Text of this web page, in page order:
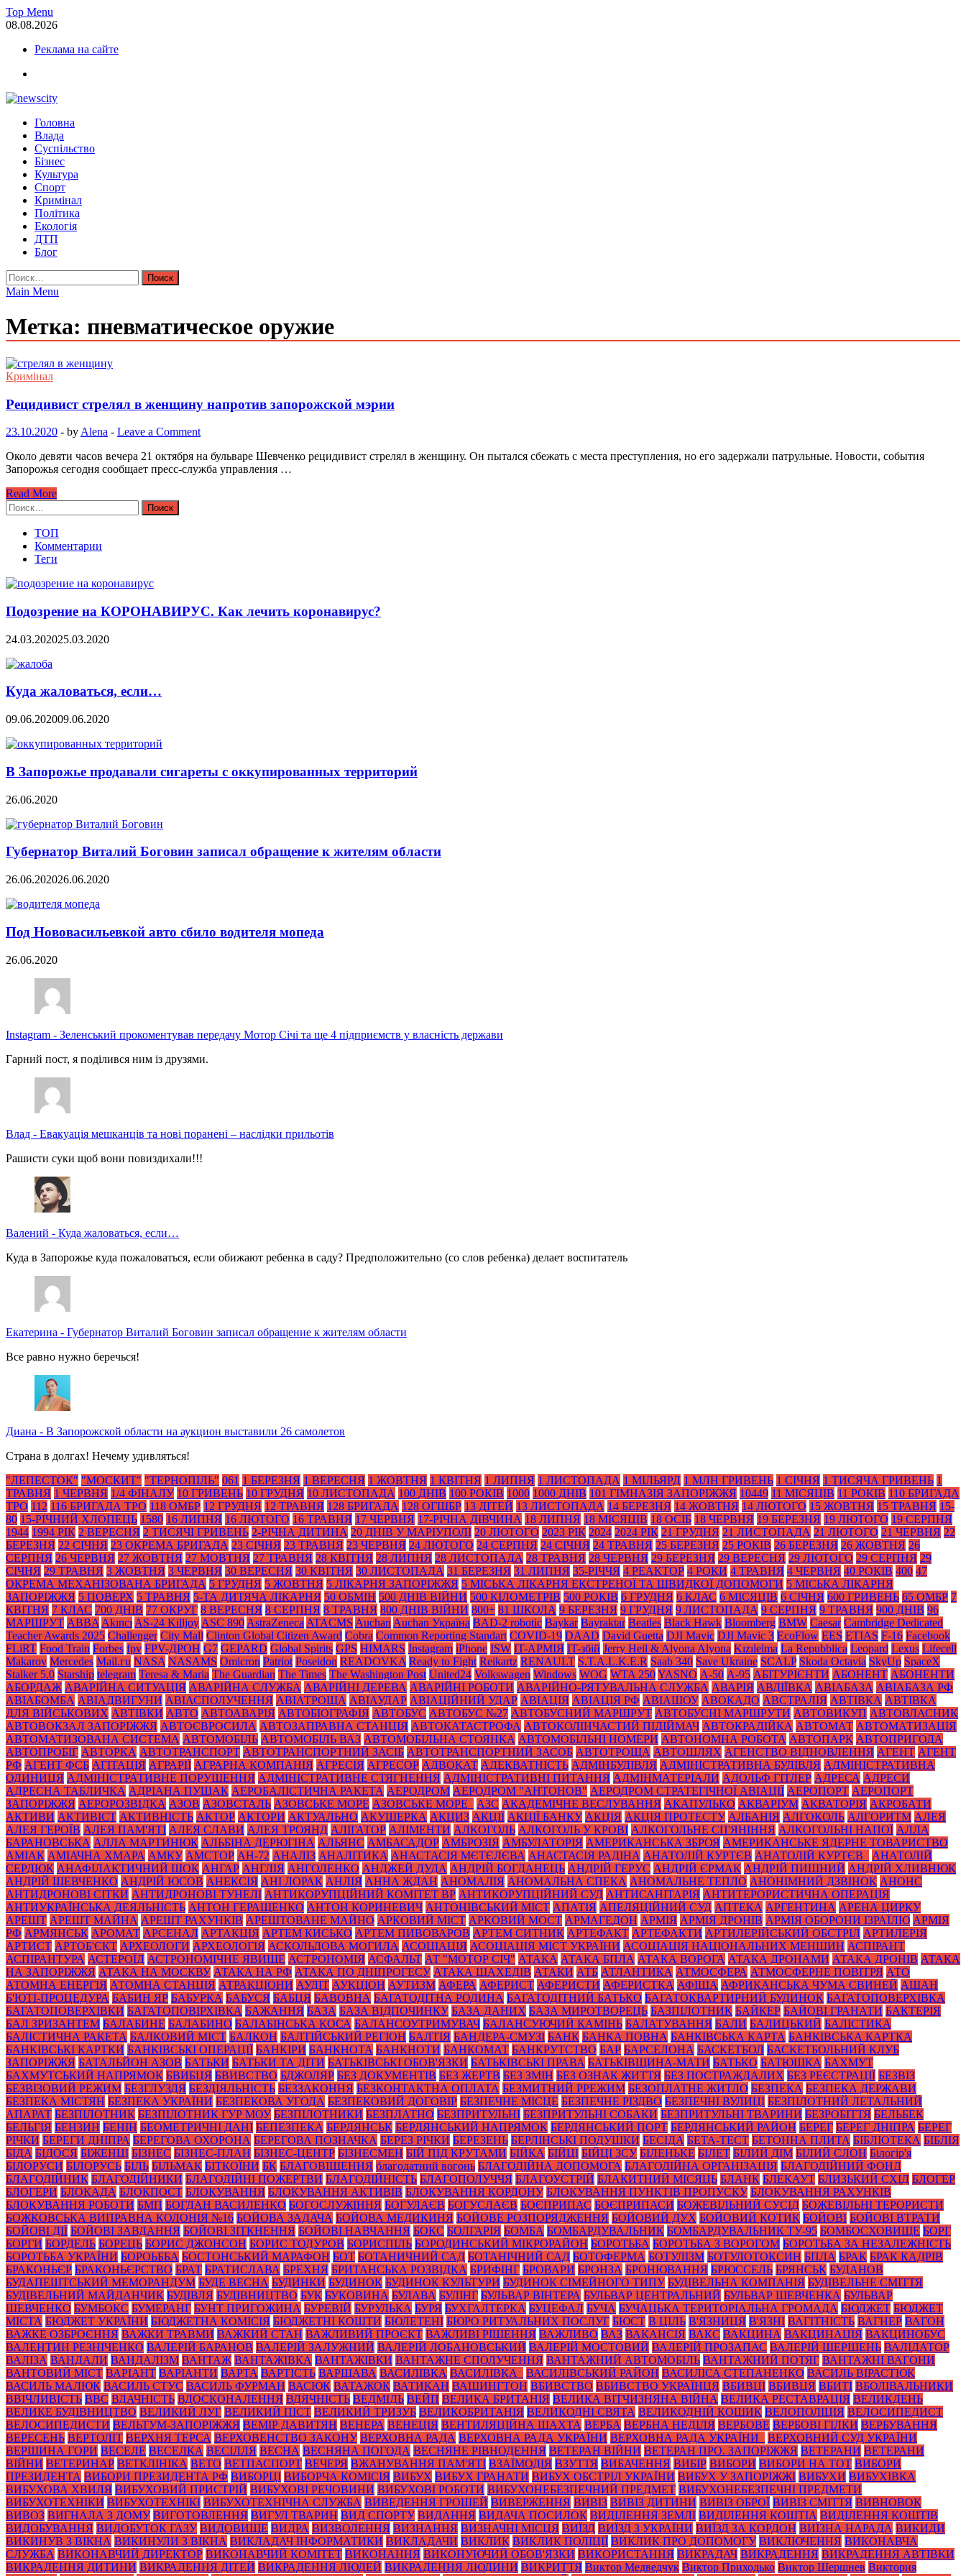
Skip
to
Top Menu
08.08.2026
Реклама на сайте
NewsCity — свежие новости Запорожья сегодня
Новости Запорожья и Запорожской области сегодня. События Запорожья, коррупция, политика, дтп, новости спорта
Головна
Влада
Суспільство
Бізнес
Культура
Спорт
Кримінал
Політика
Екологія
ДТП
Блог
Найти:
Main Menu
Метка: пневматическое оружие
Кримінал
Рецидивист стрелял в женщину напротив запорожской мэрии
23.10.2020 - by Alena - Leave a Comment
Около девяти часов вечера 21 октября на бульваре Шевченко рецидивист стрелял в женщину. Он пытался сбежать с места преступления, но его задержали патрульные. Новости, события
Запорожья сегодня сообщает пресс-служба управления …
Read More
Найти:
ТОП
Комментарии
Теги
Подозрение на КОРОНАВИРУС. Как лечить коронавирус?
24.03.202025.03.2020
Куда жаловаться, если…
09.06.202009.06.2020
В Запорожье продавали сигареты с оккупированных территорий
26.06.2020
Губернатор Виталий Боговин записал обращение к жителям области
26.06.202026.06.2020
Под Нововасильевкой авто сбило водителя мопеда
26.06.2020
Instagram - Зеленський прокоментував передачу Мотор Січі та ще 4 підприємств у власність держави
Гарний пост, я поділився ним із друзями.
Влад - Евакуація мешканців та нові поранені – наслідки прильотів
Рашисти суки щоб вони повиздихали!!!
Валений - Куда жаловаться, если…
Куда в Запорожье куда пожаловаться, если обижают ребенка в саду? Предположительно (со слов ребенка) делает воспитатель
Екатерина - Губернатор Виталий Боговин записал обращение к жителям области
Все равно нужно беречься!
Диана - В Запорожской области на аукцион выставили 26 самолетов
Страна в долгах! Нечему удивляться!
"ЛЕПЕСТОК" "МОСКИТ" "ТЕРНОПІЛЬ" 061 1 БЕРЕЗНЯ 1 ВЕРЕСНЯ 1 ЖОВТНЯ 1 КВІТНЯ 1 ЛИПНЯ 1 ЛИСТОПАДА 1 МІЛЬЯРД 1 МЛН ГРИВЕНЬ 1 СІЧНЯ 1 ТИСЯЧА ГРИВЕНЬ 1
ТРАВНЯ 1 ЧЕРВНЯ 1/4 ФІНАЛУ 10 ГРИВЕНЬ 10 ГРУДНЯ 10 ЛИСТОПАДА 100 ДНІВ 100 РОКІВ 1000 1000 ДНІВ 101 ГІМНАЗІЯ ЗАПОРІЖЖЯ 10449 11 МІСЯЦІВ 11 РОКІВ 110 БРИГАДА
ТРО 112 116 БРИГАДА ТРО 118 ОМБР 12 ГРУДНЯ 12 ТРАВНЯ 128 БРИГАДА 128 ОГШБР 13 ДІТЕЙ 13 ЛИСТОПАДА 14 БЕРЕЗНЯ 14 ЖОВТНЯ 14 ЛЮТОГО 15 ЖОВТНЯ 15 ТРАВНЯ 15-
80 15-РІЧНИЙ ХЛОПЕЦЬ 1580 16 ЛИПНЯ 16 ЛЮТОГО 16 ТРАВНЯ 17 ЧЕРВНЯ 17-РІЧНА ДІВЧИНА 18 ЛИПНЯ 18 МІСЯЦІВ 18 ОСІБ 18 ЧЕРВНЯ 19 БЕРЕЗНЯ 19 ЛЮТОГО 19 СЕРПНЯ
1944 1994 РІК 2 ВЕРЕСНЯ 2 ТИСЯЧІ ГРИВЕНЬ 2-РІЧНА ДИТИНА 20 ДНІВ У МАРІУПОЛІ 20 ЛЮТОГО 2023 РІК 2024 2024 РІК 21 ГРУДНЯ 21 ЛИСТОПАДА 21 ЛЮТОГО 21 ЧЕРВНЯ 22
БЕРЕЗНЯ 22 СІЧНЯ 23 ОКРЕМА БРИГАДА 23 СІЧНЯ 23 ТРАВНЯ 23 ЧЕРВНЯ 24 ЛЮТОГО 24 СЕРПНЯ 24 СІЧНЯ 24 ТРАВНЯ 25 БЕРЕЗНЯ 25 РОКІВ 26 БЕРЕЗНЯ 26 ЖОВТНЯ 26
СЕРПНЯ 26 ЧЕРВНЯ 27 ЖОВТНЯ 27 МОВТНЯ 27 ТРАВНЯ 28 КВІТНЯ 28 ЛИПНЯ 28 ЛИСТОПАДА 28 ТРАВНЯ 28 ЧЕРВНЯ 29 БЕРЕЗНЯ 29 ВЕРЕСНЯ 29 ЛЮТОГО 29 СЕРПНЯ 29
СІЧНЯ 29 ТРАВНЯ 3 ЖОВТНЯ 3 ЧЕРВНЯ 30 ВЕРЕСНЯ 30 КВІТНЯ 30 ЛИСТОПАДА 31 БЕРЕЗНЯ 31 ЛИПНЯ 35-РІЧЧЯ 4 РЕАКТОР 4 РОКИ 4 ТРАВНЯ 4 ЧЕРВНЯ 40 РОКІВ 400 47
ОКРЕМА МЕХАНІЗОВАНА БРИГАДА 5 ГРУДНЯ 5 ЖОВТНЯ 5 ЛІКАРНЯ ЗАПОРІЖЖЯ 5 МІСЬКА ЛІКАРНЯ ЕКСТРЕНОЇ ТА ШВИДКОЇ ДОПОМОГИ 5 МІСЬКА ЛІКАРНЯ
ЗАПОРІЖЖЯ 5 ПОВЕРХ 5 ТРАВНЯ 5-ТА ДИТЯЧА ЛІКАРНЯ 50 ОБМІН 500 ДНІВ ВІЙНИ 500 КІЛОМЕТРІВ 500 РОКІВ 6 ГРУДНЯ 6 КЛАС 6 МІСЯЦІВ 6 СІЧНЯ 600 ГРИВЕНЬ 65 ОМБР 7
КВІТНЯ 7 КЛАС 700 ДНІВ 77 ОКРУГ 8 ВЕРЕСНЯ 8 СЕРПНЯ 8 ТРАВНЯ 800 ДНІВ ВІЙНИ 800+ 81 ШКОЛА 9 БЕРЕЗНЯ 9 ГРУДНЯ 9 ЛИСТОПАДА 9 СЕРПНЯ 9 ТРАВНЯ 900 ДНІВ 96
МАРШРУТ ABBA Akıncı AS-24 Killjoy ASC 890 AstraZeneca ATACMS Auchan Auchan Україна BAD-2 robotic Baykar Bayraktar Beatles Black Нawk Bloomberg BMW Caesar Cambridge Dedicated
Teacher Awards 2025 Challenger City Mall Clinton Global Citizen Award Cobra Common Reporting Standart COVID-19 DAAD David Guetta DJI Mavic DJI Mavic 3 EcoFlow EES ETIAS F-16 Facebook
FLiRT Food Train Forbes fpv FPV-ДРОН G7 GEPARD Global Spirits GPS HIMARS Instagram iPhone ISW IT-АРМІЯ IT-збій Jerry Heil & Alyona Alyona Kızılelma La Repubblica Leopard Lexus Lifecell
Makarov Mercedes Mаil.гu NASA NASAMS Omicron Patriot Poseidon READOVKA Ready to Fight Reikartz RENAULT S.T.A.L.K.E.R Saab 340 Save Ukraine SCALP Skoda Octavia SkyUp SpaceX
Stalker 5.0 Starship telegram Teresa & Maria The Guardian The Times The Washington Post United24 Volkswagen Windows WOG WTA 250YASNO А-50 А-95 АБІТУРІЄНТИ АБОНЕНТ АБОНЕНТИ
АБОРДАЖ АВАРІЙНА СИТУАЦІЯ АВАРІЙНА СЛУЖБА АВАРІЙНІ ДЕРЕВА АВАРІЙНІ РОБОТИ АВАРІЙНО-РЯТУВАЛЬНА СЛУЖБА АВАРІЯ АВДІЇВКА АВІАБАЗА АВІАБАЗА РФ
АВІАБОМБА АВІАДВИГУНИ АВІАСПОЛУЧЕННЯ АВІАТРОЩА АВІАУДАР АВІАЦІЙНИЙ УДАР АВІАЦІЯ АВІАЦІЯ РФ АВІАШОУ АВОКАДО АВСТРАЛІЯ АВТІВКА АВТІВКА
ДЛЯ ВІЙСЬКОВИХ АВТІВКИ АВТО АВТОАВАРІЯ АВТОБІОГРАФІЯ АВТОБУС АВТОБУС №27 АВТОБУСНИЙ МАРШРУТ АВТОБУСНІ МАРШРУТИ АВТОВИКУП АВТОВЛАСНИК
АВТОВОКЗАЛ ЗАПОРІЖЖЯ АВТОЄВРОСИЛА АВТОЗАПРАВНА СТАНЦІЯ АВТОКАТАСТРОФА АВТОКОЛІНЧАСТИЙ ПІДІЙМАЧ АВТОКРАДІЙКА АВТОМАТ АВТОМАТИЗАЦІЯ
АВТОМАТИЗОВАНА СИСТЕМА АВТОМОБІЛЬ АВТОМОБІЛЬ ВАЗ АВТОМОБІЛЬНА СТОЯНКА АВТОМОБІЛЬНІ НОМЕРИ АВТОНОМНА РОБОТА АВТОПАРК АВТОПРИГОДА
АВТОПРОБІГ АВТОРКА АВТОТРАНСПОРТ АВТОТРАНСПОРТНИЙ ЗАСІБ АВТОТРАНСПОРТНИЙ ЗАСОБ АВТОТРОЩА АВТОШЛЯХ АГЕНСТВО ВІДНОВЛЕННЯ АГЕНТ АГЕНТ
РФ АГЕНТ ФСБ АГІТАЦІЯ АГРАРІЇ АГРАРНА КОМПАНІЯ АГРЕСІЯ АГРЕСОР АДВОКАТ АДЕКВАТНІСТЬ АДМІНБУДІВЛЯ АДМІНІСТРАТИВНА БУДІВЛЯ АДМІНІСТРАТИВНА
ОДИНИЦЯ АДМІНІСТРАТИВНЕ ПОРУШЕННЯ АДМІНІСТРАТИВНЕ СТЯГНЕННЯ АДМІНІСТРАТИВНІ ПИТАННЯ АДМІНМАТЕРІАЛИ АДОЛЬФ ГІТЛЕР АДРЕСА АДРЕСИ
АДРЕСНА ТАБЛИЧКА АДРІАНА ПУЩАК АЕРОБАЛІСТИЧНА РАКЕТА АЕРОДРОМ АЕРОДРОМ "АНТОНОВ" АЕРОДРОМ СТРАТЕГІЧНОЇ АВІАЦІЇ АЕРОПОРТ АЕРОПОРТ
ЗАПОРІЖЖЯ АЕРОРОЗВІДКА АЗОВ АЗОВСТАЛЬ АЗОВСЬКЕ МОРЕ АЗОВСЬКЕ МОРЕ_ АЗС АКАДЕМІЧНЕ ВЕСЛУВАННЯ АКАПУЛЬКО АКВАРІУМ АКВАТОРІЯ АКРОБАТИ
АКТИВИ АКТИВІСТ АКТИВНІСТЬ АКТОР АКТОРИ АКТУАЛЬНО АКУШЕРКА АКЦИЗ АКЦІЇ АКЦІЇ БАНКУ АКЦІЯ АКЦІЯ ПРОТЕСТУ АЛБАНІЯ АЛГОКОЛЬ АЛГОРИТМ АЛЕЯ
АЛЕЯ ГЕРОЇВ АЛЕЯ ПАМ'ЯТІ АЛЕЯ СЛАВИ АЛЕЯ ТРОЯНД АЛІГАТОР АЛІМЕНТИ АЛКОГОЛЬ АЛКОГОЛЬ У КРОВІ АЛКОГОЛЬНЕ СП'ЯНІННЯ АЛКОГОЛЬНІ НАПОЇ АЛЛА
БАРАНОВСЬКА АЛЛА МАРТИНЮК АЛЬБІНА ДЕРЮГІНА АЛЬЯНС АМБАСАДОР АМБРОЗІЯ АМБУЛАТОРІЯ АМЕРИКАНСЬКА ЗБРОЯ АМЕРИКАНСЬКЕ ЯДЕРНЕ ТОВАРИСТВО
АМІАК АМІАЧНА ХМАРА АМКУ АМСТОР АН-72 АНАЛІЗ АНАЛІТИКА АНАСТАСІЯ МЄТЄЛЄВА АНАСТАСІЯ РАДІНА АНАТОЛІЙ КУРТЄВ АНАТОЛІЙ КУРТЄВ_
АНАТОЛІЙ
СЕРДЮК АНАФІЛАКТИЧНИЙ ШОК АНГАР АНГЛІЯ АНГОЛЕНКО АНДЖЕЙ ДУДА АНДРІЙ БОГДАНЕЦЬ АНДРІЙ ГЕРУС АНДРІЙ ЄРМАК АНДРІЙ ПИШНИЙ АНДРІЙ ХЛИВНЮК
АНДРІЙ ШЕВЧЕНКО АНДРІЙ ЮСОВ АНЕКСІЯ АНІ ЛОРАК АНЛІЯ АННА ЖДАН АНОМАЛІЯ АНОМАЛЬНА СПЕКА АНОМАЛЬНЕ ТЕПЛО АНОНІМНИЙ ДЗВІНОК АНОНС
АНТИДРОНОВІ СІТКИ АНТИДРОНОВІ ТУНЕЛІ АНТИКОРУПЦІЙНИЙ КОМІТЕТ ВР АНТИКОРУПЦІЙНИЙ СУД АНТИСАНІТАРІЯ АНТИТЕРОРИСТИЧНА ОПЕРАЦІЯ
АНТИУКРАЇНСЬКА ДЕЯЛЬНІСТЬ АНТОН ГЕРАЩЕНКО АНТОН КОРИНЕВИЧ АНТОНІВСЬКИЙ МІСТ АПАТІЯ АПЕЛЯЦІЙНИЙ СУД АПТЕКА АРГЕНТИНА АРЕНА ЦИРКУ
АРЕШТ АРЕШТ МАЙНА АРЕШТ РАХУНКІВ АРЕШТОВАНЕ МАЙНО АРКОВИЙ МІСТ АРКОВИЙ МОСТ АРМАГЕДОН АРМІЯ АРМІЯ ДРОНІВ АРМІЯ ОБОРОНИ ІЗРАЇЛЮ АРМІЯ
РФ АРМЯНСЬК АРОМАТ АРСЕНАЛ АРТАКЦІЯ АРТЕМ КИСЬКО АРТЕМ ПИВОВАРОВ АРТЕМ СИТНИК АРТЕФАКТ АРТЕФАКТИ АРТИЛЕРІЙСЬКИЙ ОБСТРІЛ АРТИЛЕРІЯ
АРТИСТ АРТОБ'ЄКТ АРХЕОЛОГИ АРХЕОЛОГІЯ АСКОЛЬДОВА МОГИЛА АСОЦІАЦІЯ АСОЦІАЦІЯ МІСТ УКРАЇНИ АСОЦІАЦІЯ НАЦІОНАЛЬНИХ МЕНШИН АСПІРАНТ
АСПІРАНТУРА АСТЕРОЇД АСТРОНОМІЧНЕ ЯВИЩЕ АСТРОНОМІЯ АСФАЛЬТ АТ "МОТОР СІЧ" АТАКА АТАКА БПЛА АТАКА ВОРОГА АТАКА ДРОНАМИ АТАКА ДРОНІВ АТАКА
НА ЗАПОРІЖЖЯ АТАКА НА МОСКВУ АТАКА НА РФ АТАКА ПО ДНІПРОГЕСУ АТАКА ШАХЕДІВ АТАКИ АТБ АТЛАНТИКА АТМОСФЕРА АТМОСФЕРНЕ ПОВІТРЯ АТО
АТОМНА ЕНЕРГІЯ АТОМНА СТАНЦІЯ АТРАКЦІОНИ АУДІТ АУКЦІОН АУТИЗМ АФЕРА АФЕРИСТ АФЕРИСТИ АФЕРИСТКА АФІША АФРИКАНСЬКА ЧУМА СВИНЕЙ АШАН
Б'ЮТІ-ПРОЦЕДУРА БАБИН ЯР БАБУРКА БАБУСЯ БАБЦЯ БАВОВНА БАГАТОДІТНА РОДИНА БАГАТОДІТНИЙ БАТЬКО БАГАТОКВАРТИРНИЙ БУДИНОК БАГАТОПОВЕРХІВКА
БАГАТОПОВЕРХІВКИ БАГАТОПОВІРХІВКА БАЖАННЯ БАЗА БАЗА ВІДПОЧИНКУ БАЗА ДАНИХ БАЗА МИРОТВОРЕЦЬ БАЗПІЛОТНИК БАЙКЕР БАЙОВІ ГРАНАТИ БАКТЕРІЯ
БАЛ ЗРИЗАНТЕМ БАЛАБИНЕ БАЛАБИНО БАЛАБІНСЬКА КОСА БАЛАНСОУТРИМУВАЧ БАЛАНСУЮЧИЙ КАМІНЬ БАЛАТУВАННЯ БАЛИ БАЛИЦЬКИЙ БАЛІСТИКА
БАЛІСТИЧНА РАКЕТА БАЛКОВИЙ МІСТ БАЛКОН БАЛТІЙСЬКИЙ РЕГІОН БАЛТІЯ БАНДЕРА-СМУЗІ БАНК БАНКА ПОВНА БАНКІВСЬКА КАРТА БАНКІВСЬКА КАРТКА
БАНКІВСЬКІ КАРТКИ БАНКІВСЬКІ ОПЕРАЦІЇ БАНКІРИ БАНКНОТА БАНКНОТИ БАНКОМАТ БАНКРУТСТВО БАР БАРСЕЛОНА БАСКЕТБОЛ БАСКЕТБОЛЬНИЙ КЛУБ
ЗАПОРІЖЖЯ БАТАЛЬЙОН АЗОВ БАТЬКИ БАТЬКИ ТА ДІТИ БАТЬКІВСЬКІ ОБОВ'ЯЗКИ БАТЬКІВСЬКІ ПРАВА БАТЬКІВЩИНА-МАТИ БАТЬКО БАТЮШКА БАХМУТ
БАХМУТСЬКИЙ НАПРЯМОК БВИБЦЯ БВИВСТВО БДЖОЛЯР БЕЗ ДОКУМЕНТІВ БЕЗ ЖЕРТВ БЕЗ ЗМІН БЕЗ ОЗНАК ЖИТТЯ БЕЗ ПОСТРАЖДАЛИХ БЕЗ РЕЄСТРАЦІЇ БЕЗВІЗ
БЕЗВІЗОВИЙ РЕЖИМ БЕЗГЛУЗДЯ БЕЗДІЯЛЬНІСТЬ БЕЗЗАКОННЯ БЕЗКОНТАКТНА ОПЛАТА БЕЗМИТНИЙ РРЕЖИМ БЕЗОПЛАТНЕ ЖИТЛО БЕЗПЕКА БЕЗПЕКА ДЕРЖАВИ
БЕЗПЕКА МІСТЯН БЕЗПЕКА УКРАЇНИ БЕЗПЕКОВА УГОДА БЕЗПЕКОВИЙ ДОГОВІР БЕЗПЕЧНЕ МІСЦЕ БЕЗПЕЧНЕ РІЗДВО БЕЗПЕЧНІ ВУЛИЦІ БЕЗПІЛОТНИЙ ЛЕТАЛЬНИЙ
АПАРАТ БЕЗПІЛОТНИК БЕЗПІЛОТНИК ГУР МОУ БЕЗПІЛОТНИКИ БЕЗПЛАТНО БЕЗПРИТУЛЬНІ БЕЗПРИТУЛЬНІ СОБАКИ БЕЗПРИТУЛЬНІ ТВАРИНИ БЕЗРОБІТТЯ БЕЛЬБЕК
БЕЛЬГІЯ БЕНЗИН БЕНІН БЕОМЕТРИЧНІ ДАНІ БЕПЕЗПЕКА БЕРДЯНСЬК БЕРДЯНСЬКИЙ НАПРЯМОК БЕРДЯНСЬКИЙ ПОРТ БЕРДЯНСЬКИЙ РАЙОН БЕРЕГ БЕРЕГ ДНІПРА БЕРЕГ
РІЧКИ БЕРЕГИ ДНІПРА БЕРЕГОВА ОХОРОНА БЕРЕГОВА ПОЗНАЧКА БЕРЕЗ РІЧКИ БЕРЕЗЕНЬ БЕРЛІНСЬКІ ПОДУШКИ БЕСІДА БЕТА-ТЕСТ БЕТОННА ПЛИТА БІБЛІОТЕКА БІБЛІЯ
БІДА БІДОСЯ БІЖЕНЦІ БІЗНЕС БІЗНЕС-ПЛАН БІЗНЕС-ЦЕНТР БІЗНЕСМЕН БІЙ ПІД КРУТАМИ БІЙКА БІЙЦІ БІЙЦІ ЗСУ БІЛЕНЬКЕ БІЛЕТ БІЛИЙ ДІМ БІЛИЙ СЛОН Білогір'я
БІЛОРУСИ БІЛОРУСЬ БІЛЬ БІЛЬМАК БІТКОЇНИ БК БЛАГОВІЩЕННЯ благодатний вогонь БЛАГОДІЙНА ДОПОМОГА БЛАГОДІЙНА ОРГАНІЗАЦІЯ БЛАГОДІЙНИЙ ФОНД
БЛАГОДІЙНИК БЛАГОДІЙНИКИ БЛАГОДІЙНІ ПОЖЕРТВИ БЛАГОДІЙНІСТЬ БЛАГОПОЛУЧЧЯ БЛАГОУСТРІЙ БЛАКИТНИЙ МІСЯЦЬ БЛАНК БЛЕКАУТ БЛИЗЬКИЙ СХІД БЛОГЕР
БЛОГЕРИ БЛОКАДА БЛОКПОСТ БЛОКУВАННЯ БЛОКУВАННЯ АКТИВІВ БЛОКУВАННЯ КОРДОНУ БЛОКУВАННЯ ПУНКТІВ ПРОПУСКУ БЛОКУВАННЯ РАХУНКІВ
БЛОКУВАННЯ РОБОТИ БМП БОГДАН ВАСИЛЕНКО БОГОСЛУЖІННЯ БОГУЛАЄВ БОГУСЛАЄВ БОЄПРИПАС БОЄПРИПАСИ БОЖЕВІЛЬНИЙ СУСІД БОЖЕВІЛЬНІ ТЕРОРИСТИ
БОЖКОВСЬКА ВИПРАВНА КОЛОНІЯ №16 БОЙОВА ЗАДАЧА БОЙОВА МЕДИКИНЯ БОЙОВЕ РОЗПОРЯДЖЕННЯ БОЙОВИЙ ДУХ БОЙОВИЙ КОТИК БОЙОВІ БОЙОВІ ВТРАТИ
БОЙОВІ ДІЇ БОЙОВІ ЗАВДАННЯ БОЙОВІ ЗІТКНЕННЯ БОЙОВІ НАВЧАННЯ БОКС БОЛГАРІЯ БОМБА БОМБАРДУВАЛЬНИК БОМБАРДУВАЛЬНИК ТУ-95 БОМБОСХОВИЩЕ БОРГ
БОРГИ БОРДЕЛЬ БОРЕЦЬ БОРИС ДЖОНСОН БОРИС ТОДУРОВ БОРИСПІЛЬ БОРОДИНСЬКИЙ МІКРОРАЙОН БОРОТЬБА БОРОТЬБА З ВОРОГОМ БОРОТЬБА ЗА НЕЗАЛЕЖНІСТЬ
БОРОТЬБА УКРАЇНИ БОРОЬББА БОСТОНСЬКИЙ МАРАФОН БОТ БОТАНИЧНИЙ САД БОТАНІЧНИЙ САД БОТОФЕРМА БОТУЛІЗМ БОТУЛОТОКСИН БПЛА БРАК БРАК КАДРІВ
БРАКОНЬЄР БРАКОНЬЄРСТВО БРАТ БРАТИСЛАВА БРЕХНЯ БРИТАНСЬКА РОЗВІДКА БРИФІНГ БРОВАРИ БРОНЗА БРОНЮВАННЯ БРЮССЕЛЬ БРЯНСЬК БУДАНОВ
БУДАПЕШТСЬКИЙ МЕМОРАНДУМ БУДЕ ВЕСНА БУДИНКИ БУДИНОК БУДИНОК КУЛЬТУРИ БУДИНОК СІМЕЙНОГО ТИПУ БУДІВЕЛЬНА КОМПАНІЯ БУДІВЕЛЬНЕ СМІТТЯ
БУДІВЕЛЬНИЙ МАЙДАНЧИК БУДІВЛЯ БУДІВНИЦТВО БУК БУКОВИНА БУЛАВА БУЛІНГ БУЛЬВАР ВІНТЕРА БУЛЬВАР ЦЕНТРАЛЬНИЙ БУЛЬВАР ШЕВЧЕНКА БУЛЬВАР
ШЕВЧЕНКО БУМБОКС БУМЕРАНГ БУНТ ПРИГОЖИНА БУРЕВІЙ БУРУЛЬКА БУРЯ БУХГАЛТЕРКА БУЦЕФАЛ БУЧА БУЧАЦЬКА ТЕРИТОРІАЛЬНА ГРОМАДА БЮДЖЕТ БЮДЖЕТ
МІСТА БЮДЖЕТ УКРАЇНИ БЮДЖЕТНА КОМІСІЯ БЮДЖЕТНІ КОШТИ БЮЛЕТЕНІ БЮРО РИТУАЛЬНИХ ПОСЛУГ БЮСТ В ЦІЛЬ В'ЯЗНИЦЯ В'ЯЗНІ ВАГІТНІСТЬ ВАГНЕР ВАГОН
ВАЖКЕ ОЗБРОЄННЯ ВАЖКИ ТРАВМИ ВАЖКИЙ СТАН ВАЖЛИВИЙ ПРОЄКТ ВАЖЛИВІ РІШЕННЯ ВАЖЛИВО ВАЗ ВАКАНСІЯ ВАКС ВАКЦИНА ВАКЦИНАЦІЯ ВАКЦИНОБУС
ВАЛЕНТИН РЕЗНІЧЕНКО ВАЛЕРІЙ БАРАНОВ ВАЛЕРІЙ ЗАЛУЖНИЙ ВАЛЕРІЙ ЛОБАНОВСЬКИЙ ВАЛЕРІЙ МОСТОВИЙ ВАЛЕРІЙ ПРОЗАПАС ВАЛЕРІЙ ШЕРШЕНЬ ВАЛІДАТОР
ВАЛІЗА ВАНДАЛИ ВАНДАЛІЗМ ВАНТАЖ ВАНТАЖІВКА ВАНТАЖІВКИ ВАНТАЖНЕ СПОЛУЧЕННЯ ВАНТАЖНИЙ АВТОМОБІЛЬ ВАНТАЖНИЙ ПОТЯГ ВАНТАЖНІ ВАГОНИ
ВАНТОВИЙ МІСТ ВАРІАНТ ВАРІАНТИ ВАРТА ВАРТІСТЬ ВАРШАВА ВАСИЛІВКА ВАСИЛІВКА_ ВАСИЛІВСЬКИЙ РАЙОН ВАСИЛІСА СТЕПАНЕНКО ВАСИЛЬ ВІРАСТЮК
ВАСИЛЬ МАЛЮК ВАСИЛЬ СТУС ВАСИЛЬ ФУРМАН ВАСЮК ВАТАЖОК ВАТИКАН ВАШИНГТОН ВБИВСТВО ВБИВСТВО УКРАЇНЦЯ ВБИВЦІ ВБИВЦЯ ВБИТІ ВБОЛІВАЛЬНИКИ
ВВІЧЛИВІСТЬ ВВС ВДАЧНІСТЬ ВДОСКОНАЛЕННЯ ВДЯЧНІСТЬ ВЕДМІДЬ ВЕЙП ВЕЛИКА БРИТАНІЯ ВЕЛИКА ВІТЧИЗНЯНА ВІЙНА ВЕЛИКА РЕСТАВРАЦІЯ ВЕЛИКДЕНЬ
ВЕЛИКЕ БУДІВНИЦТВО ВЕЛИКИЙ ЛУГ ВЕЛИКИЙ ПІСТ ВЕЛИКИЙ ТРИЗУБ ВЕЛИКОБРИТАНІЯ ВЕЛИКОДНІ СВЯТА ВЕЛИКОДНІЙ КОШИК ВЕЛОПОЛІЦІЯ ВЕЛОСИПЕДИСТ
ВЕЛОСИПЕДИСТИ ВЕЛЬТУМ-ЗАПОРІЖЖЯ ВЕМІР ДАВИТЯН ВЕНЕРА ВЕНЕЦІЯ ВЕНТИЛЯЦІЙНА ШАХТА ВЕРБА ВЕРБНА НЕДІЛЯ ВЕРБОВЕ ВЕРБОВІ ГІЛКИ ВЕРБУВАННЯ
ВЕРЕСЕНЬ ВЕРТОЛІТ ВЕРХНЯ ТЕРСА ВЕРХОВЕНСТВО ЗАКОНУ ВЕРХОВНА РАДА ВЕРХОВНА РАДА УКРАЇНИ ВЕРХОВНА РАДА УКРАЇНИ_
ВЕРХОВНИЙ СУД УКРАЇНИ
ВЕРШИНА ГОРИ ВЕСЕЛЕ ВЕСЕЛКА ВЕСІЛЛЯ ВЕСНА ВЕСНЯНА ПОГОДА ВЕСНЯНЕ РІВНОДЕННЯ ВЕТЕРАН ВІЙНИ ВЕТЕРАН ПРО. ЗАПОРІЖЖЯ ВЕТЕРАНИ ВЕТЕРАНИ
ВІЙНИ ВЕТЕРИНАР ВЕТКЛІНІКА ВЕТО ВЕТПАСПОРТ ВЕЧЕРЯ ВЖАНУВАННЯ ПАМ'ЯТІ ВЗАЇМОДІЯ ВЗУТТЯ ВИБАЧЕННЯ ВИБІР ВИБОРИ ВИБОРИ НА ТОТ ВИБОРИ
ПРЕЗИДЕНТА ВИБОРИ ПРЕЗИДЕНТА РФ ВИБОРЦІ ВИБОРЧА КОМІСІЯ ВИБУХ ВИБУХ ГРАНАТИ ВИБУХ ОБСТРІЛ УКРАЇНИ ВИБУХ У ЗАПОРІЖЖІ ВИБУХИ ВИБУХІВКА
ВИБУХОВА ХВИЛЯ ВИБУХОВИЙ ПРИСТРІЙ ВИБУХОВІ РЕЧОВИНИ ВИБУХОВІ РОБОТИ ВИБУХОНЕБЕЗПЕЧНИЙ ПРЕДМЕТ ВИБУХОНЕБЕЗПЕЧНІ ПРЕДМЕТИ
ВИБУХОТЕХНІКИ ВИБУХОТЕХНІКІ ВИБУХОТЕХНІЧНА СЛУЖБА ВИВЕДЕННЯ ГРОШЕЙ ВИВЕРЖЕННЯ ВИВІЗ ВИВІЗ ДИТИНИ ВИВІЗ ОБРОЇ ВИВІЗ СМІТТЯ ВИВНОВОК
ВИВОЗ ВИГНАЛА З ДОМУ ВИГОТОВЛЕННЯ ВИГУЛ ТВАРИН ВИД СПОРТУ ВИДАННЯ ВИДАЧА ПОСИЛОК ВИДІЛЕННЯ ЗЕМЛІ ВИДІЛЕННЯ КОШТІА ВИДІЛЕННЯ КОШТІВ
ВИДОБУВАННЯ ВИДОБУТОК ГАЗУ ВИДОВИЩЕ ВИДРА ВИЗВОЛЕННЯ ВИЗНАННЯ ВИЗНАЧНІ МІСЦЯ ВИЇЗД ВИЇЗД З УКРАЇНИ ВИЇЗД ЗА КОРДОН ВИЇЗНА НАРАДА ВИКИДИ
ВИКИНУВ З ВІКНА ВИКИНУЛИ З ВІКНА ВИКЛАДАЧ ІНФОРМАТИКИ ВИКЛАДАЧИ ВИКЛИК ВИКЛИК ПОЛІЦІЇ ВИКЛИК ПРО ДОПОМОГУ ВИКЛЮЧЕННЯ ВИКОНАВЧА
СЛУЖБА ВИКОНАВЧИЙ ДИРЕКТОР ВИКОНАВЧИЙ КОМІТЕТ ВИКОНАННЯ ВИКОНУЮЧИЙ ОБОВ'ЯЗКИ ВИКОРИСТАННЯ ВИКРАДАЧ ВИКРАДЕННЯ ВИКРАДЕННЯ АВТІВКИ
ВИКРАДЕННЯ ДИТИНИ ВИКРАДЕННЯ ДІТЕЙ ВИКРАДЕННЯ ЛЮДЕЙ ВИКРАДЕННЯ ЛЮДИНИ ВИКРИТТЯ Виктор Медведчук Виктор Приходько Виктор Шершнев Виктория